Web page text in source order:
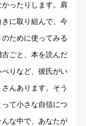
ったりします。肩
に取り組んで、今
ために使ってみる
ごと、本を読んだ
りなど、彼氏がい
んあります。そう
て小さな自信につ
な中で、あなたが